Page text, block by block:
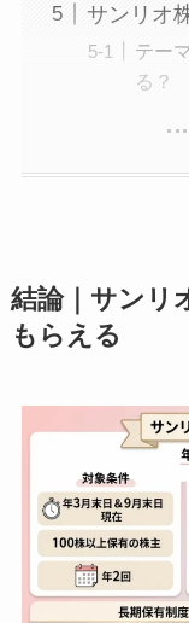
サンリオ
テー
る？
結論｜サンリ
もらえる